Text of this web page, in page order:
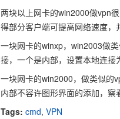
两块以上网卡的win2000做vpn
得部分客户端可提高网络速度，
一块网卡的winxp，win2003做
接，一个是内部，设置本地连接
一块网卡的win2000，做类似的
内部不容许图形界面的添加，察
Tags: cmd, VPN